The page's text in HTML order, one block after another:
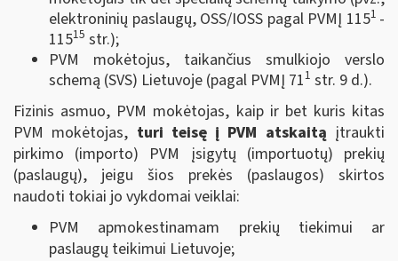
elektroninių paslaugų, OSS/IOSS pagal PVMĮ 1151 -
11515 str.);
PVM mokėtojus, taikančius smulkiojo verslo
schemą (SVS) Lietuvoje (pagal PVMĮ 711 str. 9 d.).
Fizinis asmuo, PVM mokėtojas, kaip ir bet kuris kitas
PVM mokėtojas, turi teisę į PVM atskaitą įtraukti
pirkimo (importo) PVM įsigytų (importuotų) prekių
(paslaugų), jeigu šios prekės (paslaugos) skirtos
naudoti tokiai jo vykdomai veiklai:
PVM apmokestinamam prekių tiekimui ar
paslaugų teikimui Lietuvoje;